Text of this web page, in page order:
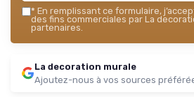
* En remplissant ce formulaire,
des fins commerciales par La
partenaires.
La decoration murale
Ajoutez-nous à vos sources